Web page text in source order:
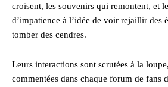
croisent, les souvenirs qui remontent, et
d’impatience à l’idée de voir rejaillir des
tomber des cendres.
Leurs interactions sont scrutées à la
commentées dans chaque forum de fans